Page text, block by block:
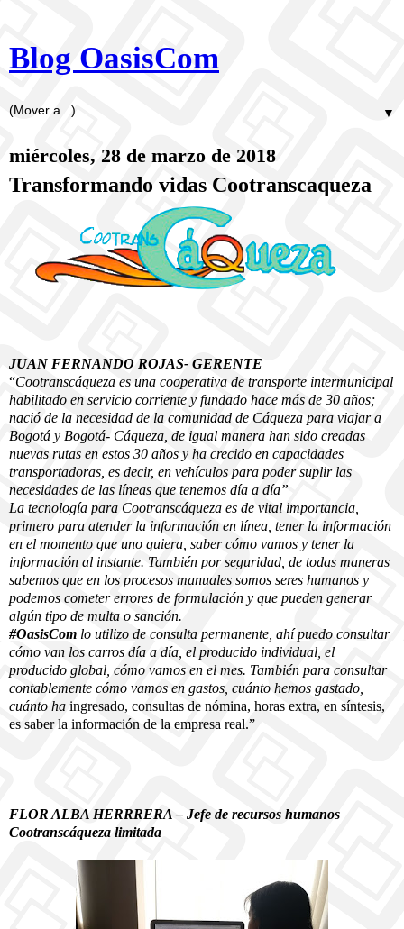
Blog OasisCom
▼
miércoles, 28 de marzo de 2018
Transformando vidas Cootranscaqueza
JUAN FERNANDO ROJAS- GERENTE
“Cootranscáqueza es una cooperativa de transporte intermunicipal
habilitado en servicio corriente y fundado hace más de 30 años;
nació de la necesidad de la comunidad de Cáqueza para viajar a
Bogotá y Bogotá- Cáqueza, de igual manera han sido creadas
nuevas rutas en estos 30 años y ha crecido en capacidades
transportadoras, es decir, en vehículos para poder suplir las
necesidades de las líneas que tenemos día a día”
La tecnología para Cootranscáqueza es de vital importancia,
primero para atender la información en línea, tener la información
en el momento que uno quiera, saber cómo vamos y tener la
información al instante. También por seguridad, de todas maneras
sabemos que en los procesos manuales somos seres humanos y
podemos cometer errores de formulación y que pueden generar
algún tipo de multa o sanción.
#OasisCom lo utilizo de consulta permanente, ahí puedo consultar
cómo van los carros día a día, el producido individual, el
producido global, cómo vamos en el mes. También para consultar
contablemente cómo vamos en gastos, cuánto hemos gastado,
cuánto ha ingresado, consultas de nómina, horas extra, en síntesis,
es saber la información de la empresa real.”
FLOR ALBA HERRRERA – Jefe de recursos humanos
Cootranscáqueza limitada